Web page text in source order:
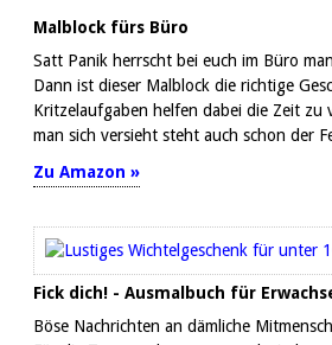
Malblock fürs Büro
Satt Panik herrscht bei euch im Büro
Dann ist dieser Malblock die richtige
Kritzelaufgaben helfen dabei die Zeit zu
man sich versieht steht auch schon der
Zu Amazon »
Fick dich! - Ausmalbuch für
Böse Nachrichten an dämliche